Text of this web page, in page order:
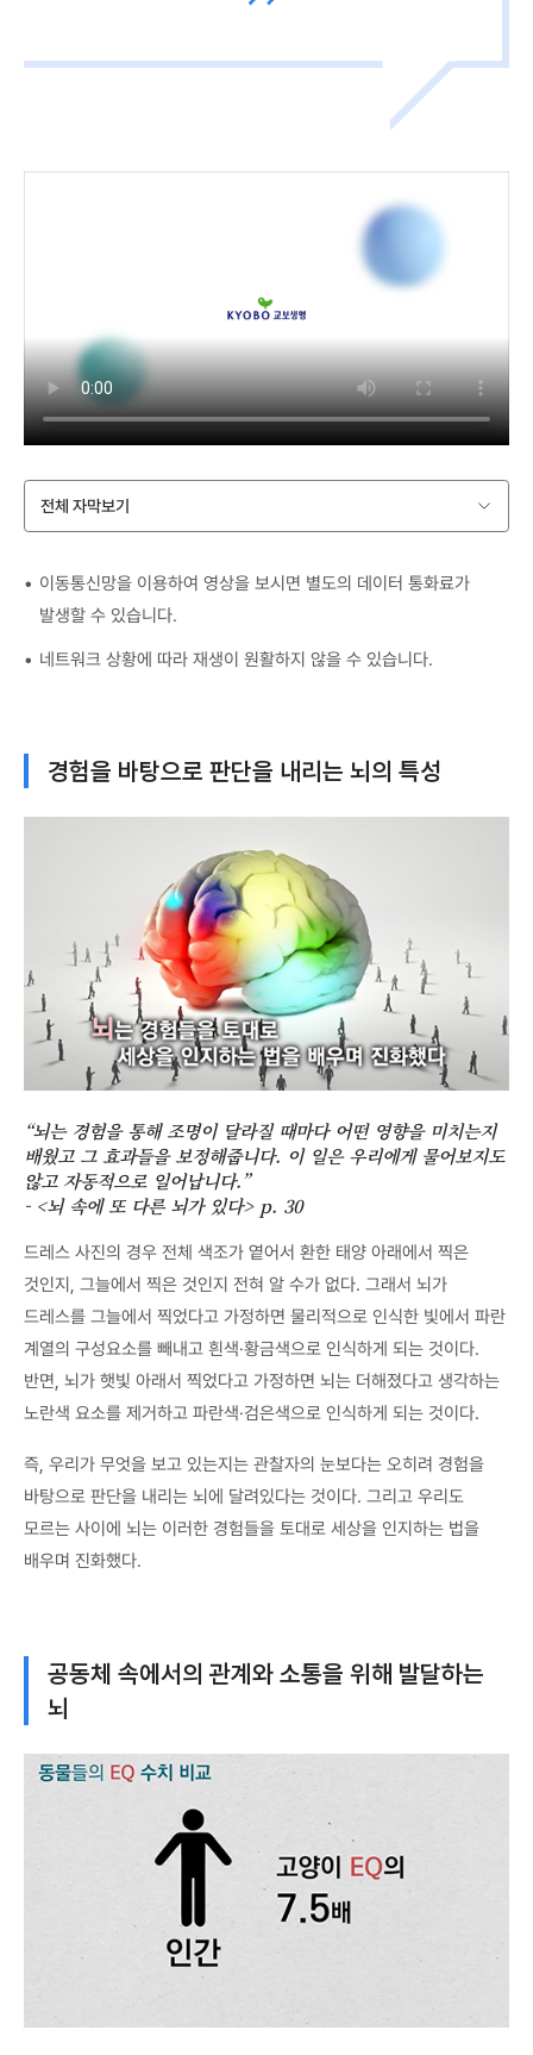
전체 자막보기
이동통신망을 이용하여 영상을 보시면 별도의 데이터 통화료가
발생할 수 있습니다.
네트워크 상황에 따라 재생이 원활하지 않을 수 있습니다.
경험을 바탕으로 판단을 내리는 뇌의 특성
“뇌는 경험을 통해 조명이 달라질 때마다 어떤 영향을 미치는지
배웠고 그 효과들을 보정해줍니다. 이 일은 우리에게 물어보지도
않고 자동적으로 일어납니다.”
- <뇌 속에 또 다른 뇌가 있다> p. 30
드레스 사진의 경우 전체 색조가 옅어서 환한 태양 아래에서 찍은
것인지, 그늘에서 찍은 것인지 전혀 알 수가 없다. 그래서 뇌가
드레스를 그늘에서 찍었다고 가정하면 물리적으로 인식한 빛에서 파란
계열의 구성요소를 빼내고 흰색·황금색으로 인식하게 되는 것이다.
반면, 뇌가 햇빛 아래서 찍었다고 가정하면 뇌는 더해졌다고 생각하는
노란색 요소를 제거하고 파란색·검은색으로 인식하게 되는 것이다.
즉, 우리가 무엇을 보고 있는지는 관찰자의 눈보다는 오히려 경험을
바탕으로 판단을 내리는 뇌에 달려있다는 것이다. 그리고 우리도
모르는 사이에 뇌는 이러한 경험들을 토대로 세상을 인지하는 법을
배우며 진화했다.
공동체 속에서의 관계와 소통을 위해 발달하는
뇌